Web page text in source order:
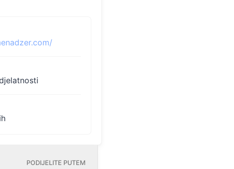
PODIJELITE PUTEM